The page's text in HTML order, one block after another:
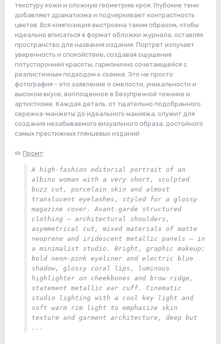
текстуру кожи и сложную геометрию кроя. Глубокие тени
добавляют драматизма и подчеркивают контрастность
цветов. Вся композиция выстроена таким образом, чтобы
идеально вписаться в формат обложки журнала, оставляя
пространство для названия издания. Портрет излучает
уверенность и спокойствие, создавая ощущение
потусторонней красоты, гармонично сочетающейся с
реалистичным подходом к съемке. Это не просто
фотография – это заявление о смелости, уникальности и
высоком вкусе, воплощенное в безупречной технике и
артистизме. Каждая деталь, от тщательно подобранного
сережка-манжеты до идеального макияжа, служит для
создания незабываемого визуального образа, достойного
самых престижных глянцевых изданий
✏️ Промт:
A high-fashion editorial portrait of an
albino woman with a very short, sculpted
buzz cut, porcelain skin and almost
translucent eyelashes, styled for a glossy
magazine cover. Avant-garde structured
clothing — architectural shoulders,
asymmetrical cut, mixed materials of matte
neoprene and iridescent metallic panels — in
a minimalist studio. Bright, graphic makeup:
bold neon-pink eyeliner and electric blue
shadow, glossy coral lips, luminous
highlighter on cheekbones and brow ridge,
statement metallic ear cuff. Cinematic
studio lighting with a cool key light and
soft warm rim light to emphasize skin
texture and garment architecture, deep but
...